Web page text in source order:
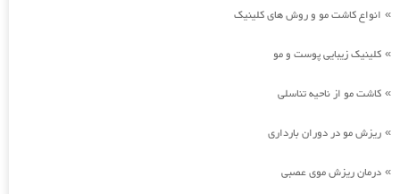
» انواع کاشت مو و روش های کلینیک
» کلینیک زیبایی پوست و مو
» کاشت مو از ناحیه تناسلی
» ریزش مو در دوران بارداری
» درمان ریزش موی عصبی